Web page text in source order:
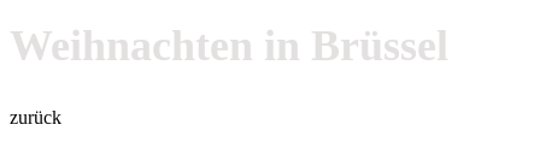
Weihnachten in Brüssel
zurück